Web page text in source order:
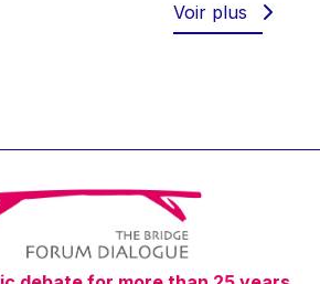
Skouris
da Silva Caldeira
Voir plus